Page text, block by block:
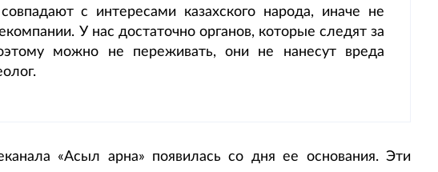
с интересами казахского народа, иначе не
У нас достаточно органов, которые следят за
можно не переживать, они не нанесут вреда
«Асыл арна» появилась со дня ее основания. Эти